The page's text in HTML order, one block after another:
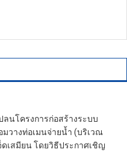
นโครงการก่อสร้างระบบ
มวางท่อเมนจ่ายน้ำ (บริเวณ
เสมียน โดยวิธีประกาศเชิญ